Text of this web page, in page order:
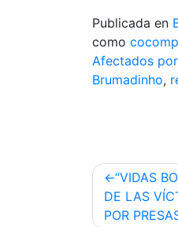
Publicada en
como
Afectados
Brumadinho,
de
entradas
“VIDAS
DE LAS
POR